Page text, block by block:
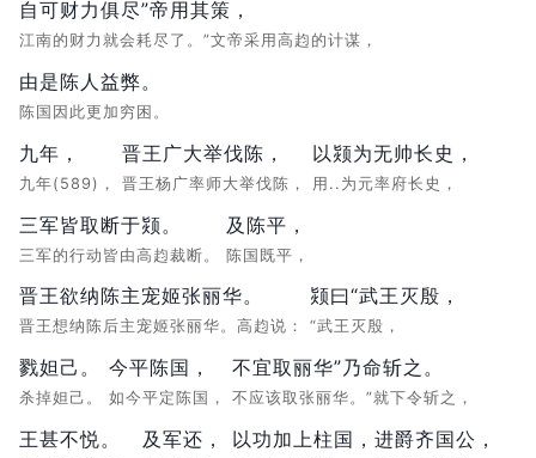
自可财力俱尽”帝用其策，
江南的财力就会耗尽了。”文帝采用高赹的计谋，
由是陈人益弊。
陈国因此更加穷困。
九年，
九年(589)，
晋王广大举伐陈，
晋王杨广率师大举伐陈，
以颎为无帅长史，
用..为元率府长史，
三军皆取断于颎。
三军的行动皆由高赹裁断。
及陈平，
陈国既平，
晋王欲纳陈主宠姬张丽华。
晋王想纳陈后主宠姬张丽华。高赹说：
颎曰“武王灭殷，
“武王灭殷，
戮妲己。
杀掉妲己。
今平陈国，
如今平定陈国，
不宜取丽华”乃命斩之。
不应该取张丽华。”就下令斩之，
王甚不悦。 及军还， 以功加上柱国， 进爵齐国公，